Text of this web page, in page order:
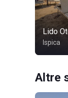
Lido
Ispica
Altre